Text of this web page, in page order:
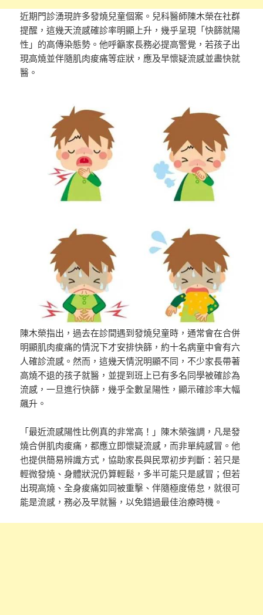
近期門診湧現許多發燒兒童個案。兒科醫師陳木榮在社群
提醒，這幾天流感確診率明顯上升，幾乎呈現「快篩就陽
性」的高傳染態勢。他呼籲家長務必提高警覺，若孩子出
現高燒並伴隨肌肉痠痛等症狀，應及早懷疑流感並盡快就
醫。
陳木榮指出，過去在診間遇到發燒兒童時，通常會在合併
明顯肌肉痠痛的情況下才安排快篩，約十名病童中會有六
人確診流感。然而，這幾天情況明顯不同，不少家長帶著
高燒不退的孩子就醫，並提到班上已有多名同學被確診為
流感，一旦進行快篩，幾乎全數呈陽性，顯示確診率大幅
飆升。
「最近流感陽性比例真的非常高！」陳木榮強調，凡是發
燒合併肌肉痠痛，都應立即懷疑流感，而非單純感冒。他
也提供簡易辨識方式，協助家長與民眾初步判斷：若只是
輕微發燒、身體狀況仍算輕鬆，多半可能只是感冒；但若
出現高燒、全身痠痛如同被重擊、伴隨極度倦怠，就很可
能是流感，務必及早就醫，以免錯過最佳治療時機。